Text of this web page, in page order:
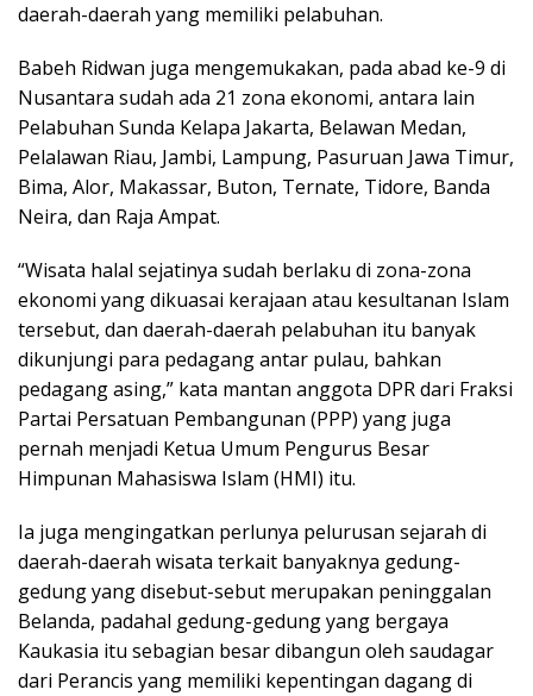
daerah-daerah yang memiliki pelabuhan.
Babeh Ridwan juga mengemukakan, pada abad ke-9 di
Nusantara sudah ada 21 zona ekonomi, antara lain
Pelabuhan Sunda Kelapa Jakarta, Belawan Medan,
Pelalawan Riau, Jambi, Lampung, Pasuruan Jawa Timur,
Bima, Alor, Makassar, Buton, Ternate, Tidore, Banda
Neira, dan Raja Ampat.
“Wisata halal sejatinya sudah berlaku di zona-zona
ekonomi yang dikuasai kerajaan atau kesultanan Islam
tersebut, dan daerah-daerah pelabuhan itu banyak
dikunjungi para pedagang antar pulau, bahkan
pedagang asing,” kata mantan anggota DPR dari Fraksi
Partai Persatuan Pembangunan (PPP) yang juga
pernah menjadi Ketua Umum Pengurus Besar
Himpunan Mahasiswa Islam (HMI) itu.
Ia juga mengingatkan perlunya pelurusan sejarah di
daerah-daerah wisata terkait banyaknya gedung-
gedung yang disebut-sebut merupakan peninggalan
Belanda, padahal gedung-gedung yang bergaya
Kaukasia itu sebagian besar dibangun oleh saudagar
dari Perancis yang memiliki kepentingan dagang di